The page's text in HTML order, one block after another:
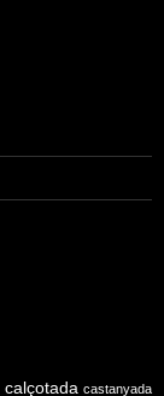
calçotada castanyada